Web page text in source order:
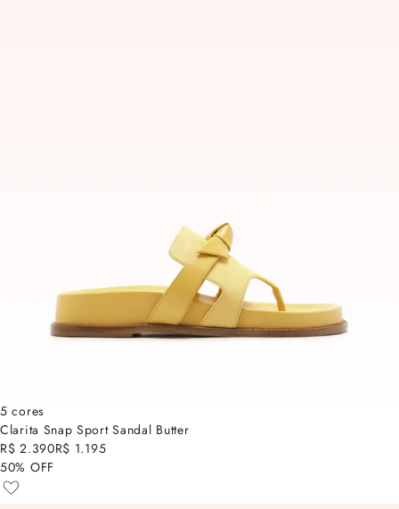
5 cores
Clarita Snap Sport Sandal Butter
R$ 2.390R$ 1.195
50% OFF